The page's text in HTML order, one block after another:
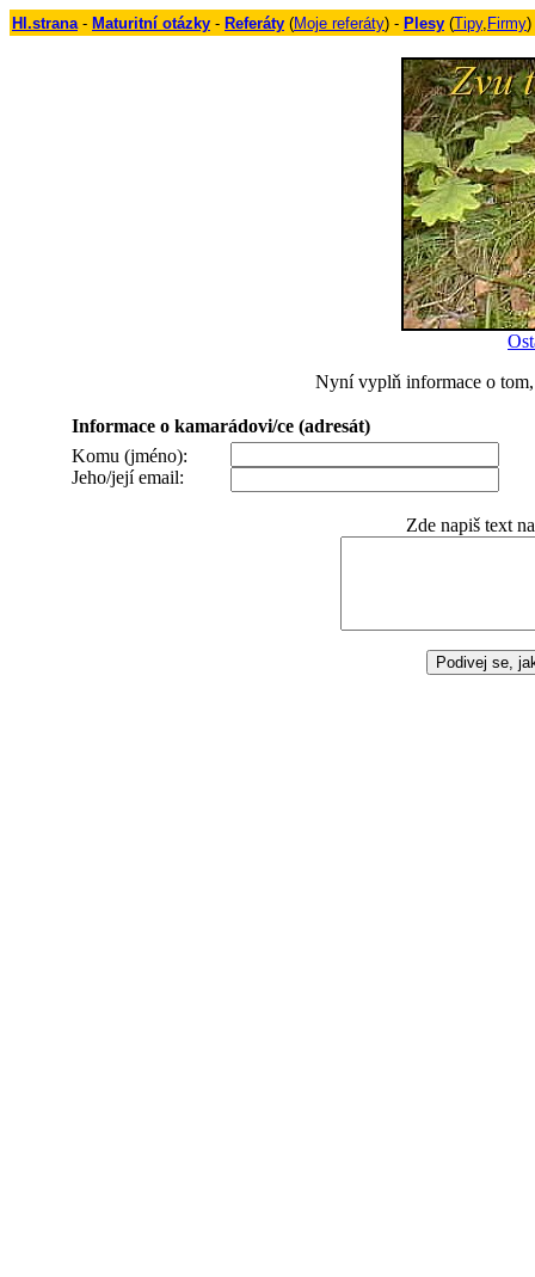
Hl.strana- Maturitní otázky - Referáty (Moje referáty) - Plesy (Tipy, Firmy
Nyní vyplň informace o
Informace o kamarádovi/ce (adresát)
Komu (jméno):
Jeho/její email:
Zde napiš text